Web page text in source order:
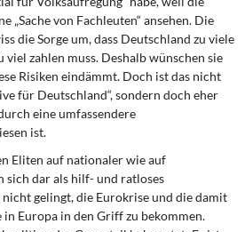
„Sache von Fachleuten“ ansehen. Die
die Sorge um, dass Deutschland zu viele
viel zahlen muss. Deshalb wünschen sie
Risiken eindämmt. Doch ist das nicht
für Deutschland“, sondern doch eher
eine umfassendere
ist.
Eliten auf nationaler wie auf
sich dar als hilf- und ratloses
nicht gelingt, die Eurokrise und die damit
Europa in den Griff zu bekommen.